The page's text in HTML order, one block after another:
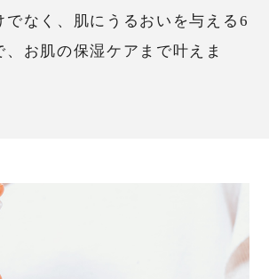
でなく、肌にうるおいを与える6
、お肌の保湿ケアまで叶えま